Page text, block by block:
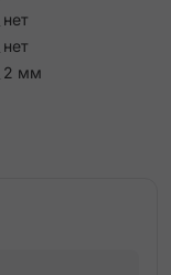
нет
нет
2 мм